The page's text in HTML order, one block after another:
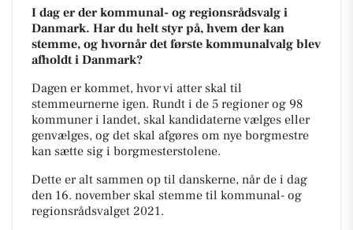
I dag er der kommunal- og regionsrådsvalg i
Danmark. Har du helt styr på, hvem der kan
stemme, og hvornår det første kommunalvalg blev
afholdt i Danmark?
Dagen er kommet, hvor vi atter skal til
stemmeurnerne igen. Rundt i de 5 regioner og 98
kommuner i landet, skal kandidaterne vælges eller
genvælges, og det skal afgøres om nye borgmestre
kan sætte sig i borgmesterstolene.
Dette er alt sammen op til danskerne, når de i dag
den 16. november skal stemme til kommunal- og
regionsrådsvalget 2021.